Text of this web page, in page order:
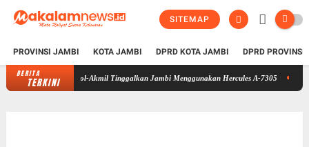
SITEMAP
PROVINSI JAMBI KOTA JAMBI DPRD KOTA JAMBI DPRD
BERITA
TERKINI Taruna Bhakti 2026 di Sekolah Rakyat Selesai, Taruna Akpol-Akmil